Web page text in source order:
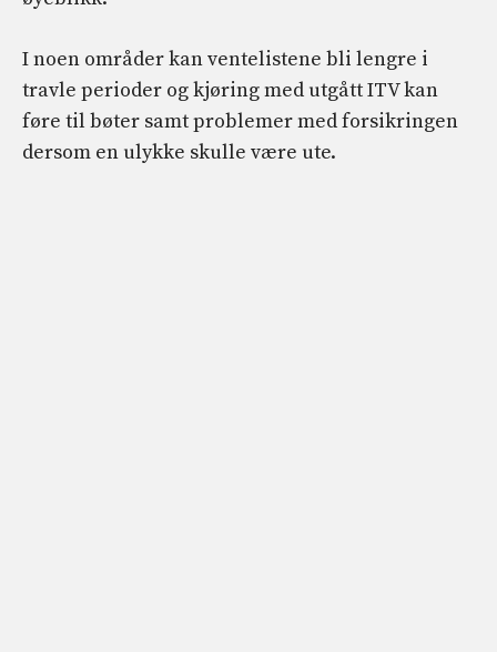
I noen områder kan ventelistene bli lengre i
travle perioder og kjøring med utgått ITV kan
føre til bøter samt problemer med forsikringen
dersom en ulykke skulle være ute.